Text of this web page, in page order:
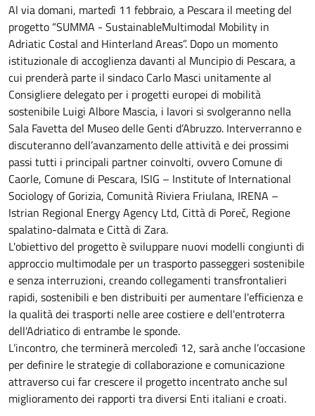
Al via domani, martedì 11 febbraio, a Pescara il meeting del
progetto “SUMMA - SustainableMultimodal Mobility in
Adriatic Costal and Hinterland Areas”. Dopo un momento
istituzionale di accoglienza davanti al Muncipio di Pescara, a
cui prenderà parte il sindaco Carlo Masci unitamente al
Consigliere delegato per i progetti europei di mobilità
sostenibile Luigi Albore Mascia, i lavori si svolgeranno nella
Sala Favetta del Museo delle Genti d’Abruzzo. Interverranno e
discuteranno dell’avanzamento delle attività e dei prossimi
passi tutti i principali partner coinvolti, ovvero Comune di
Caorle, Comune di Pescara, ISIG – Institute of International
Sociology of Gorizia, Comunità Riviera Friulana, IRENA –
Istrian Regional Energy Agency Ltd, Città di Poreč, Regione
spalatino-dalmata e Città di Zara.
L'obiettivo del progetto è sviluppare nuovi modelli congiunti di
approccio multimodale per un trasporto passeggeri sostenibile
e senza interruzioni, creando collegamenti transfrontalieri
rapidi, sostenibili e ben distribuiti per aumentare l'efficienza e
la qualità dei trasporti nelle aree costiere e dell'entroterra
dell'Adriatico di entrambe le sponde.
L’incontro, che terminerà mercoledì 12, sarà anche l’occasione
per definire le strategie di collaborazione e comunicazione
attraverso cui far crescere il progetto incentrato anche sul
miglioramento dei rapporti tra diversi Enti italiani e croati.